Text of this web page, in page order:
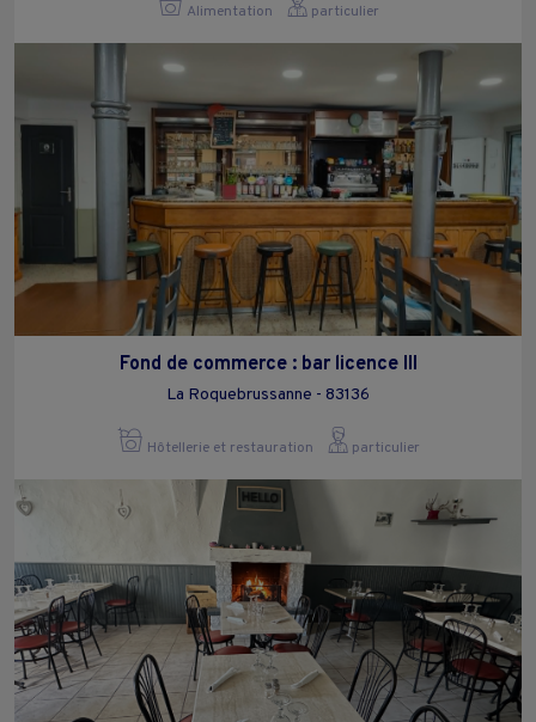
Alimentation particulier
Fond de commerce : bar licence III
La Roquebrussanne - 83136
Hôtellerie et restauration particulier